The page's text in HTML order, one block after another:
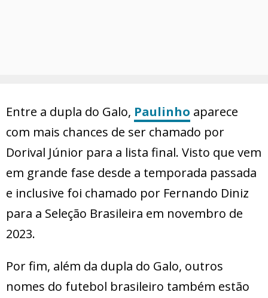
Entre a dupla do Galo, Paulinho aparece
com mais chances de ser chamado por
Dorival Júnior para a lista final. Visto que vem
em grande fase desde a temporada passada
e inclusive foi chamado por Fernando Diniz
para a Seleção Brasileira em novembro de
2023.
Por fim, além da dupla do Galo, outros
nomes do futebol brasileiro também estão